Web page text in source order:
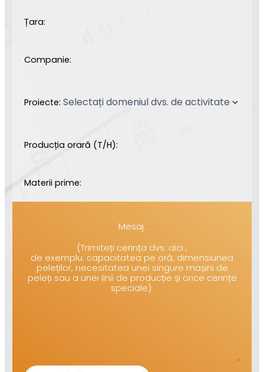
Țara:
Companie:
Proiecte:
Producția orară (T/H):
Materii prime:
Mesaj:
(Trimiteți cerința dvs. aici ,
de exemplu: capacitatea pe oră, dimensiunea
peleților, necesitatea unei singure mașini de
peleți sau a unei linii de producție și orice cerințe
speciale).